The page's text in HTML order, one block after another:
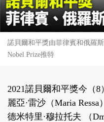
諾貝爾和平獎由菲律賓和俄羅
Nobel Prize推特
2021諾貝爾和平獎今（
麗亞·雷沙（Maria
德米特里·穆拉托夫 （